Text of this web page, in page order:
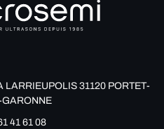
LARRIEUPOLIS 31120 PORTET-
GARONNE
41 61 08